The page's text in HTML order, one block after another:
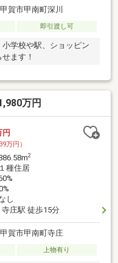
賀市甲南町深川
即引渡し可
学校や駅、ショッピン
ます！
万円
円
万円）
2
種住居
し
庄駅 徒歩15分
賀市甲南町寺庄
上物有り